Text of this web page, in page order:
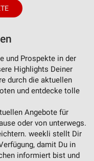
und Prospekte in der
Highlights Deiner
durch die aktuellen
und entdecke tolle
Angebote für
oder von unterwegs.
weekli stellt Dir
damit Du in
informiert bist und